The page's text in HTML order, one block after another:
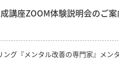
講座ZOOM体験説明会のご
ング『メンタル改善の専門家』メ